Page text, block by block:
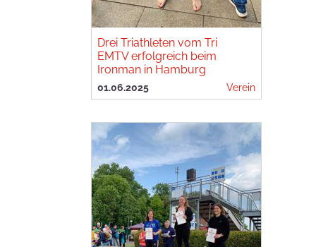
Drei Triathleten vom Tri
EMTV erfolgreich beim
Ironman in Hamburg
01.06.2025 Verein